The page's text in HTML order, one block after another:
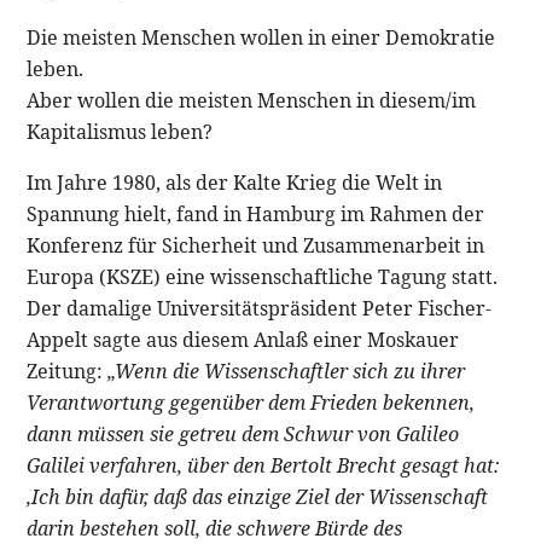
Die meisten Menschen wollen in einer Demokratie
leben.
Aber wollen die meisten Menschen in diesem/im
Kapitalismus leben?
Im Jahre 1980, als der Kalte Krieg die Welt in
Spannung hielt, fand in Hamburg im Rahmen der
Konferenz für Sicherheit und Zusammenarbeit in
Europa (KSZE) eine wissenschaftliche Tagung statt.
Der damalige Universitätspräsident Peter Fischer-
Appelt sagte aus diesem Anlaß einer Moskauer
Zeitung:„Wenn die Wissenschaftler sich zu ihrer
Verantwortung gegenüber dem Frieden bekennen,
dann müssen sie getreu dem Schwur von Galileo
Galilei verfahren, über den Bertolt Brecht gesagt hat:
‚Ich bin dafür, daß das einzige Ziel der Wissenschaft
darin bestehen soll, die schwere Bürde des